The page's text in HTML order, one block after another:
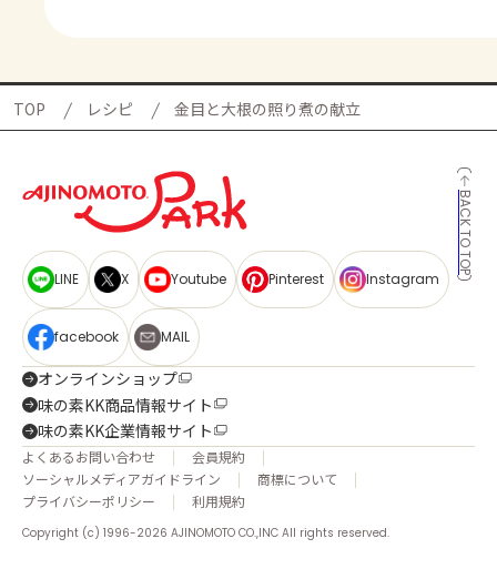
TOP レシピ 金目と大根の照り煮の献立
BACK TO TOP
LINE X Youtube Pinterest Instagram
facebook MAIL
オンラインショップ
味の素KK商品情報サイト
味の素KK企業情報サイト
よくあるお問い合わせ
会員規約
ソーシャルメディアガイドライン
商標について
プライバシーポリシー
利用規約
Copyright (c) 1996-2026 AJINOMOTO CO.,INC All rights reserved.